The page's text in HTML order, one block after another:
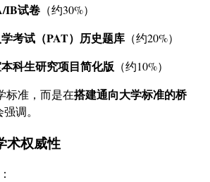
IB试卷 （约30%）
考试（PAT）历史题库 （约20%）
科生研究项目简化版 （约10%）
标准，而是在搭建通向大学标准的桥
调。
术权威性